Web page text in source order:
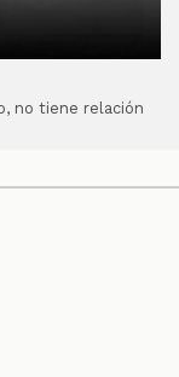
no tiene relación